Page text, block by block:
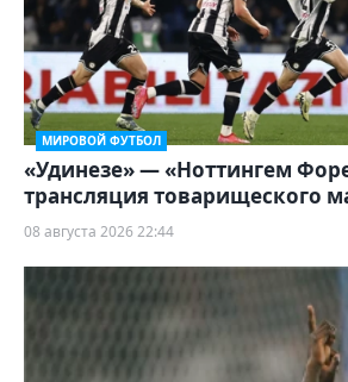
МИРОВОЙ ФУТБОЛ
«Удинезе» — «Ноттингем
трансляция товарищеского
08 августа 2026 22:44